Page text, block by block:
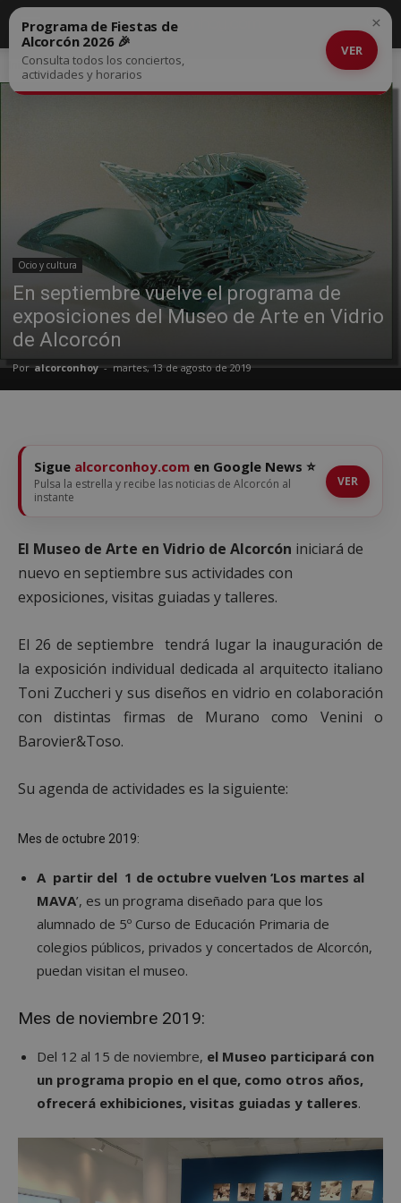
Inicio Ocio y cultura
Ocio y cultura
En septiembre vuelve el programa de
exposiciones del Museo de Arte en Vidrio
de Alcorcón
Por alcorconhoy - martes, 13 de agosto de 2019
Programa de Fiestas de
Alcorcón 2026 🎉
Consulta todos los conciertos,
actividades y horarios
VER
×
Sigue alcorconhoy.com en Google News ⭐
Pulsa la estrella y recibe las noticias de Alcorcón al
instante
VER
El Museo de Arte en Vidrio de Alcorcón iniciará de
nuevo en septiembre sus actividades con
exposiciones, visitas guiadas y talleres.
El 26 de septiembre tendrá lugar la inauguración de
la exposición individual dedicada al arquitecto italiano
Toni Zuccheri y sus diseños en vidrio en colaboración
con distintas firmas de Murano como Venini o
Barovier&Toso.
Su agenda de actividades es la siguiente:
Mes de octubre 2019:
A partir del 1 de octubre vuelven ‘Los martes al
MAVA’, es un programa diseñado para que los
alumnado de 5º Curso de Educación Primaria de
colegios públicos, privados y concertados de Alcorcón,
puedan visitan el museo.
Mes de noviembre 2019:
Del 12 al 15 de noviembre, el Museo participará con
un programa propio en el que, como otros años,
ofrecerá exhibiciones, visitas guiadas y talleres.